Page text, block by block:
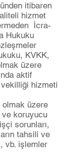
itibaren
hizmet
İcra-
Hukuku
KVKK,
üzere
aktif
vekilliği hizmeti
üzere
koruyucu
sorunları,
tahsili ve
vb. işlemler